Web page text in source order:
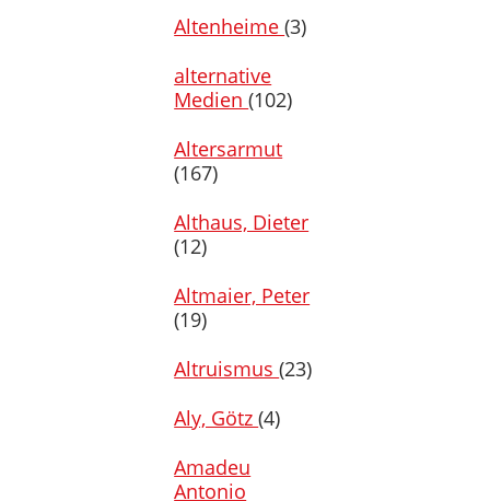
Altenheime(3)
alternative
Medien(102)
Altersarmut
(167)
Althaus, Dieter
(12)
Altmaier, Peter
(19)
Altruismus(23)
Aly, Götz(4)
Amadeu
Antonio